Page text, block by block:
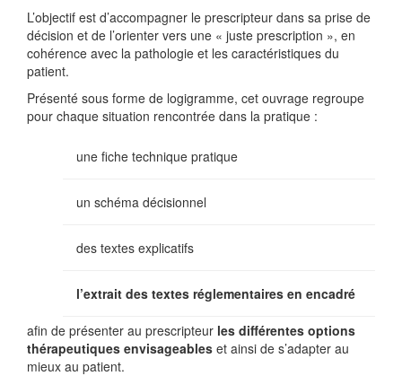
L’objectif est d’accompagner le prescripteur dans sa prise de
décision et de l’orienter vers une « juste prescription », en
cohérence avec la pathologie et les caractéristiques du
patient.
Présenté sous forme de logigramme, cet ouvrage regroupe
pour chaque situation rencontrée dans la pratique :
une fiche technique pratique
un schéma décisionnel
des textes explicatifs
l’extrait des textes réglementaires en encadré
afin de présenter au prescripteur les différentes options
thérapeutiques envisageables et ainsi de s’adapter au
mieux au patient.